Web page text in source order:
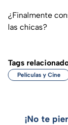
¿Finalmente
las chicas?
Tags
Películas y Cine
¡No te